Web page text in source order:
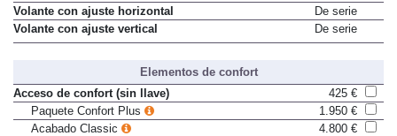
traseras
Volante con ajuste horizontal
De serie
Volante con ajuste vertical
De serie
Elementos de confort
Acceso de confort (sin llave)
425 €
Paquete Confort Plus
1.950 €